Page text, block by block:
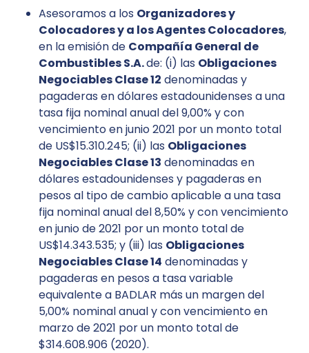
Asesoramos a los Organizadores y
Colocadores y a los Agentes Colocadores,
en la emisión de Compañía General de
Combustibles S.A.de: (i) las Obligaciones
Negociables Clase 12 denominadas y
pagaderas en dólares estadounidenses a una
tasa fija nominal anual del 9,00% y con
vencimiento en junio 2021 por un monto total
de US$15.310.245; (ii) las Obligaciones
Negociables Clase 13 denominadas en
dólares estadounidenses y pagaderas en
pesos al tipo de cambio aplicable a una tasa
fija nominal anual del 8,50% y con vencimiento
en junio de 2021 por un monto total de
US$14.343.535; y (iii) las Obligaciones
Negociables Clase 14 denominadas y
pagaderas en pesos a tasa variable
equivalente a BADLAR más un margen del
5,00% nominal anual y con vencimiento en
marzo de 2021 por un monto total de
$314.608.906 (2020).